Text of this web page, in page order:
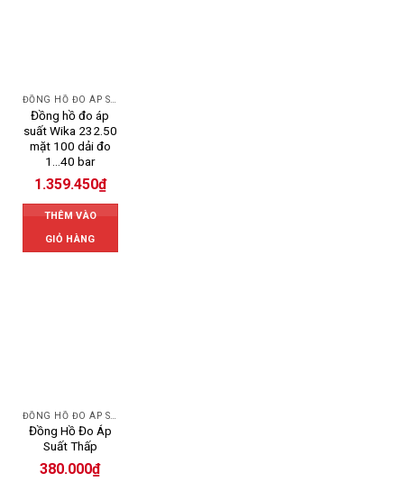
ĐỒNG HỒ ĐO ÁP SUẤT
Đồng hồ đo áp
suất Wika 232.50
mặt 100 dải đo
1…40 bar
1.359.450₫
THÊM VÀO
GIỎ HÀNG
Đồng Hồ Đo Áp
Suất Thấp
380.000₫